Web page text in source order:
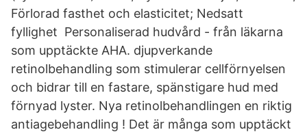
Förlorad fasthet och elasticitet; Nedsatt
fyllighet Personaliserad hudvård - från läkarna
som upptäckte AHA. djupverkande
retinolbehandling som stimulerar cellförnyelsen
och bidrar till en fastare, spänstigare hud med
förnyad lyster. Nya retinolbehandlingen en riktig
antiagebehandling ! Det är många som upptäckt